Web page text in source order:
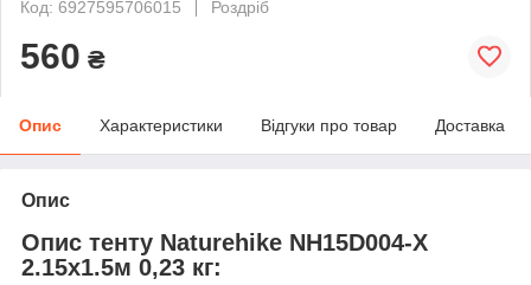
Код: 6927595706015
Роздріб
560 ₴
Опис Характеристики Відгуки про товар Доставка
Опис
Опис тенту Naturehike NH15D004-X
2.15х1.5м 0,23 кг: